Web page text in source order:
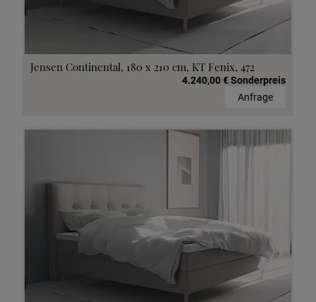
Jensen Continental, 180 x 210 cm, KT Fenix, 472
4.240,00 € Sonderpreis
Anfrage